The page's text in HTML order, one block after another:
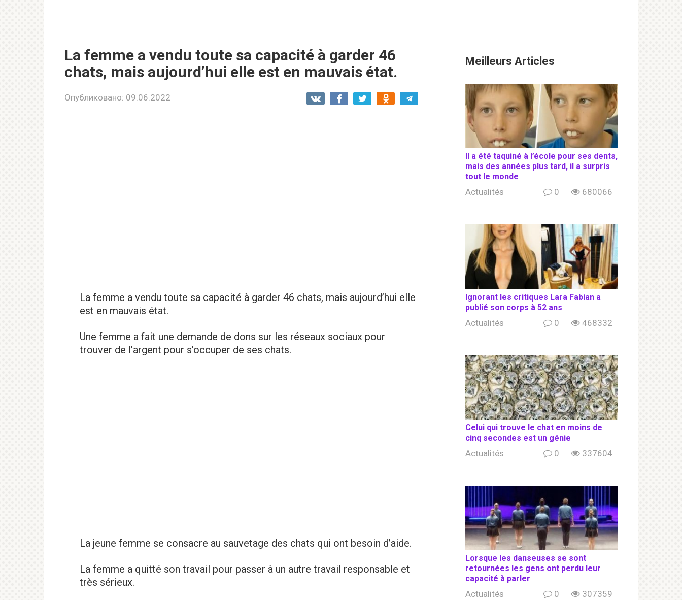
La femme a vendu toute sa capacité à garder 46
chats, mais aujourd’hui elle est en mauvais état.
Опубликовано: 09.06.2022
La femme a vendu toute sa capacité à garder 46 chats, mais aujourd’hui elle
est en mauvais état.
Une femme a fait une demande de dons sur les réseaux sociaux pour
trouver de l’argent pour s’occuper de ses chats.
La jeune femme se consacre au sauvetage des chats qui ont besoin d’aide.
La femme a quitté son travail pour passer à un autre travail responsable et
très sérieux.
Meilleurs Articles
Il a été taquiné à l’école pour ses dents,
mais des années plus tard, il a surpris
tout le monde
Actualités 0 680066
Ignorant les сritiqսеs Lara Fabian a
publié son соrрs à 52 ans
Actualités 0 468332
Celui qui trouve le chat en moins de
cinq secondes est un génie
Actualités 0 337604
Lorsque les danseuses se sont
retournées les gens ont perdu leur
capacité à parler
Actualités 0 307359